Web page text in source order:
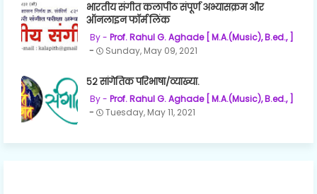
भारतीय संगीत कलापीठ संपूर्ण अभ्यासक्रम और
ऑनलाइन फॉर्म लिंक
Prof. Rahul G. Aghade [ M.A.(Music), B.ed., ]
Sunday, May 09, 2021
५२ सांगेतिक परिभाषा/व्याख्या.
Prof. Rahul G. Aghade [ M.A.(Music), B.ed., ]
Tuesday, May 11, 2021